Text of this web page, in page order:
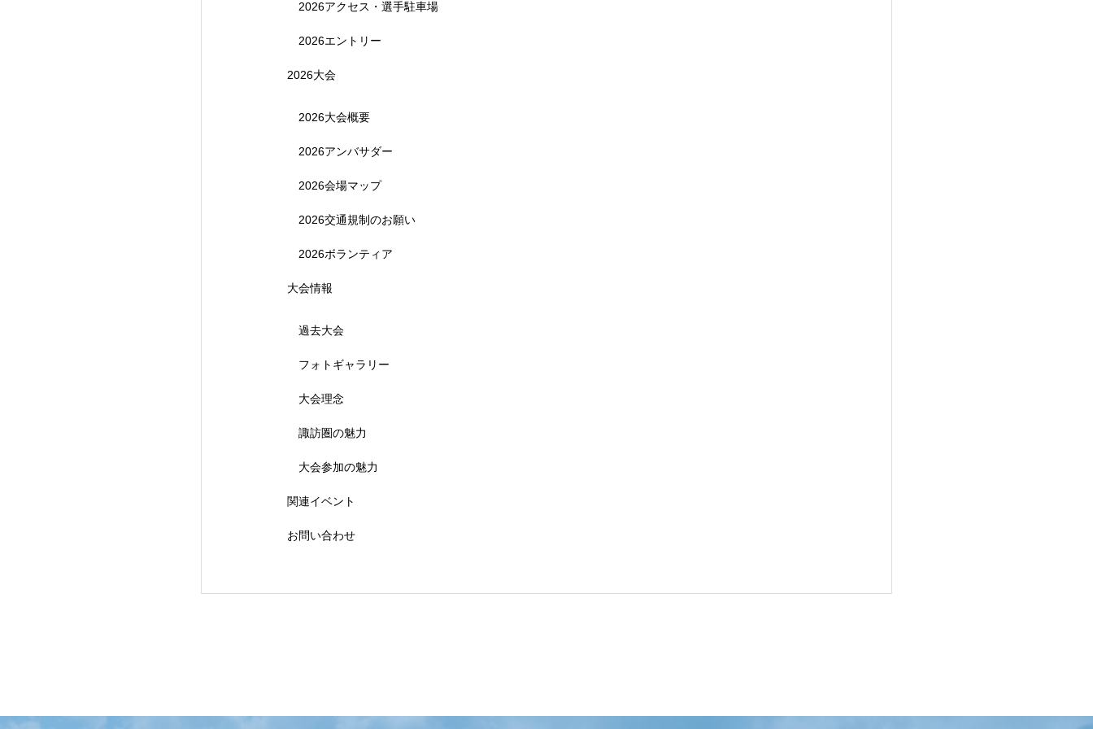
【受付終了】参加費無料! 5月6日(祝) 「小学生ラン教室」
【会議報告】諏訪地域６市町村連絡会議を開催しました
2026アクセス・選手駐車場
2026エントリー
2026大会
2026大会概要
2026アンバサダー
2026会場マップ
2026交通規制のお願い
2026ボランティア
大会情報
過去大会
フォトギャラリー
大会理念
諏訪圏の魅力
大会参加の魅力
関連イベント
お問い合わせ